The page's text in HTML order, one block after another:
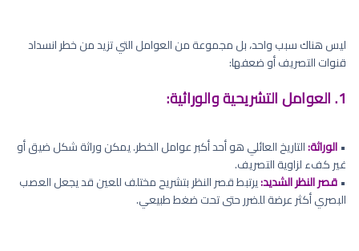
ليس هناك سبب واحد، بل مجموعة من العوامل التي تزيد من خطر انسداد
قنوات التصريف أو ضعفها:
1. العوامل التشريحية والوراثية:
•الوراثة:التاريخ العائلي هو أحد أكبر عوامل الخطر. يمكن وراثة شكل ضيق أو
غير كفء لزاوية التصريف.
•قصر النظر الشديد:يرتبط قصر النظر بتشريح مختلف للعين قد يجعل العصب
البصري أكثر عرضة للضرر حتى تحت ضغط طبيعي.